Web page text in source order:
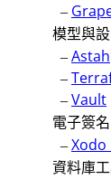
–
模型與
–Astah
–
–Vault
電子簽名
–
資料庫